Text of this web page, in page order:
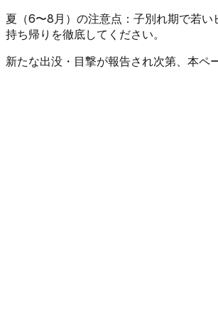
夏（6〜8月） の注意点： 子別れ期で若い
持ち帰りを徹底してください。
新たな出没・目撃が報告され次第、本ペ